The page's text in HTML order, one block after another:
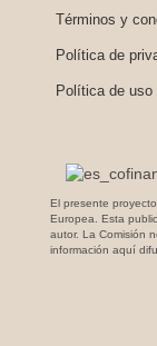
Términos y
Política de
Política de uso
El presente
Europea. Esta
autor. La Comisión
información aquí